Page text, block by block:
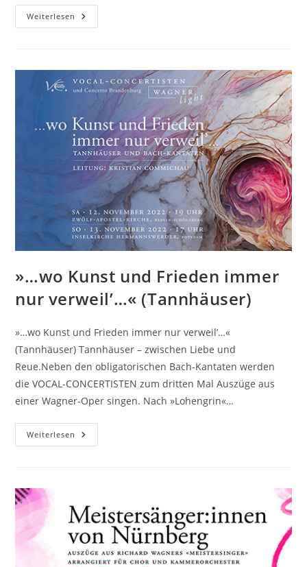
Weiterlesen Walzer,
Sekt
»…wo Kunst und Frieden immer
nur verweil’…« (Tannhäuser)
»…wo Kunst und Frieden immer nur verweil’…«
(Tannhäuser) Tannhäuser – zwischen Liebe und
Reue.Neben den obligatorischen Bach-Kantaten werden
die VOCAL-CONCERTISTEN zum dritten Mal Auszüge aus
einer Wagner-Oper singen. Nach »Lohengrin«…
Weiterlesen »…
Wo
(Tannhäuser)